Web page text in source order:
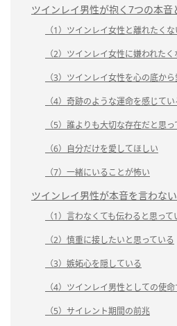
ツインレイ男性が抱く7つの本音
（1）ツインレイ女性と離れたくな
（2）ツインレイ女性に嫌われたく
（3）ツインレイ女性を心の底か
（4）奇跡のような運命を感じてい
（5）誰よりも大切な存在だと思っ
（6）自分だけを愛してほしい
（7）一緒にいることが怖い
ツインレイ男性が本音を言わな
（1）言わなくても伝わると思って
（2）慎重に接したいと思っている
（3）嫉妬心を隠している
（4）ツインレイ男性としての使
（5）サイレント期間の前兆